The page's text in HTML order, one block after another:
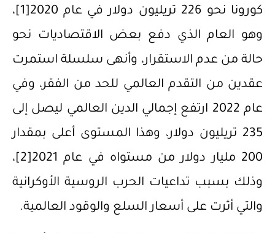
كورونا نحو 226 تريليون دولار في عام 2020
[1]
،
وهو العام الذي دفع بعض الاقتصاديات نحو
حالة من عدم الاستقرار، وأنهى سلسلة استمرت
عقدين من التقدم العالمي للحد من الفقر، وفي
عام 2022 ارتفع إجمالي الدين العالمي ليصل إلى
235 تريليون دولار، وهذا المستوى أعلى بمقدار
200 مليار دولار من مستواه في عام 2021
[2]
،
وذلك بسبب تداعيات الحرب الروسية الأوكرانية
والتي أثرت على أسعار السلع والوقود العالمية.